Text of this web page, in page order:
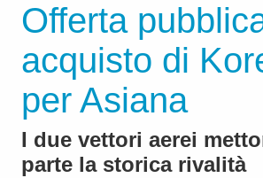
Offerta
acquisto di
per Asiana
I due vettori aerei
parte la storica rivalità